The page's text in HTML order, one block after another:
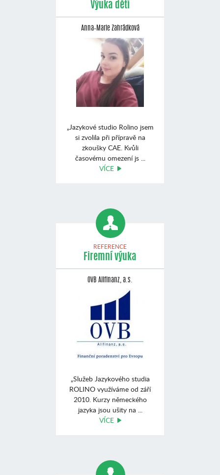
Výuka dětí
Anna–Marie Zahrádková
„Jazykové studio Rolino jsem
si zvolila při přípravě na
zkoušky CAE. Kvůli
časovému omezení js ...
VÍCE
REFERENCE
Firemní výuka
OVB Allfinanz, a.s.
„Služeb Jazykového studia
ROLINO využíváme od září
2010. Kurzy německého
jazyka jsou ušity na ...
VÍCE